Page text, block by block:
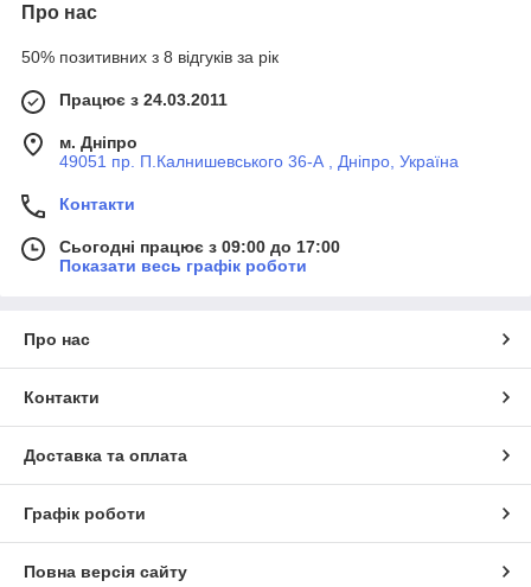
Про нас
50% позитивних з 8 відгуків за рік
Працює з 24.03.2011
м. Дніпро
49051 пр. П.Калнишевського 36-А , Дніпро, Україна
Контакти
Сьогодні працює з 09:00 до 17:00
Показати весь графік роботи
Про нас
Контакти
Доставка та оплата
Графік роботи
Повна версія сайту